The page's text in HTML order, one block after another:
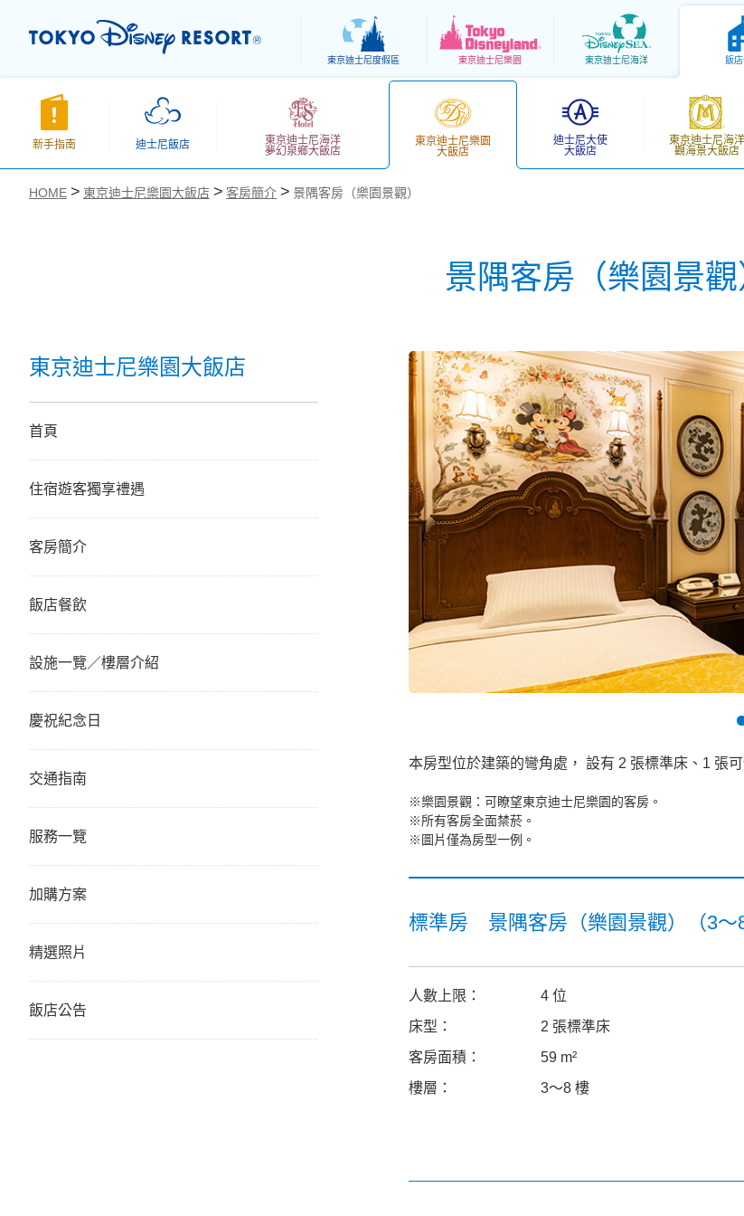
東京迪士尼度假區 東京迪士尼樂園 東京迪士尼海洋 飯
新手指南 迪士尼飯店
東京迪士尼海洋
夢幻泉鄉大飯店
東京迪士尼樂園
大飯店
迪士尼大使
大飯店
東京迪士尼海洋
觀海景大飯店
HOME 東京迪士尼樂園大飯店 客房簡介 景隅客房（樂園景觀）
景隅客房（樂園景觀
本房型位於建築的彎角處， 設有 2 張標準床、1 張
※樂園景觀：可瞭望東京迪士尼樂園的客房。
※所有客房全面禁菸。
※圖片僅為房型一例。
標準房 景隅客房（樂園景觀）（3～8
人數上限：
4 位
床型：
2 張標準床
客房面積：
59 m²
樓層：
3～8 樓
東京迪士尼樂園大飯店
首頁
住宿遊客獨享禮遇
客房簡介
飯店餐飲
設施一覽／樓層介紹
慶祝紀念日
交通指南
服務一覽
加購方案
精選照片
飯店公告